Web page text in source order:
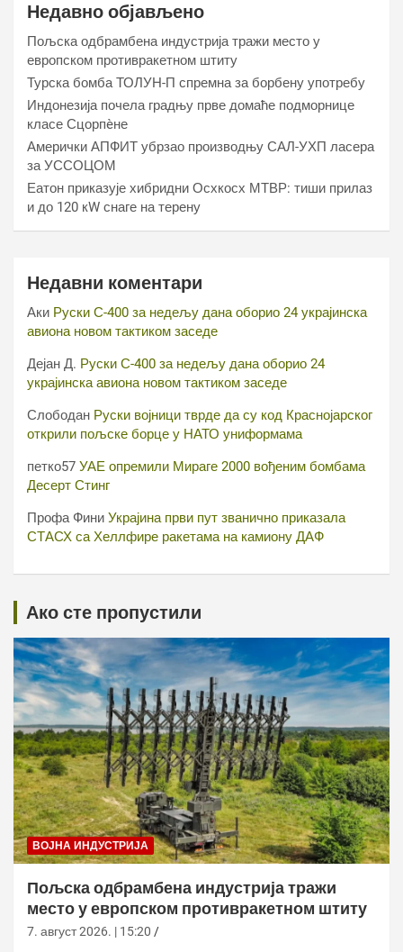
Недавно објављено
Пољска одбрамбена индустрија тражи место у
европском противракетном штиту
Турска бомба ТОЛУН-П спремна за борбену употребу
Индонезија почела градњу прве домаће подморнице
класе Сцорпèне
Амерички АПФИТ убрзао производњу САЛ-УХП ласера
за УССОЦОМ
Еатон приказује хибридни Осхкосх МТВР: тиши прилаз
и до 120 кW снаге на терену
Недавни коментари
Аки Руски С-400 за недељу дана оборио 24 украјинска
авиона новом тактиком заседе
Дејан Д. Руски С-400 за недељу дана оборио 24
украјинска авиона новом тактиком заседе
Слободан Руски војници тврде да су код Краснојарског
открили пољске борце у НАТО униформама
петко57 УАЕ опремили Мираге 2000 вођеним бомбама
Десерт Стинг
Профа Фини Украјина први пут званично приказала
СТАСХ са Хеллфире ракетама на камиону ДАФ
Ако сте пропустили
ВОЈНА ИНДУСТРИЈА
Пољска одбрамбена индустрија тражи
место у европском противракетном штиту
7. август 2026. | 15:20